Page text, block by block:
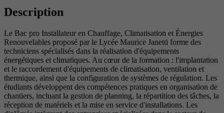
Description
Le Bac pro Installateur en Chauffage, Climatisation et Énergies
Renouvelables proposé par le Lycée Maurice Janetti forme des
techniciens spécialisés dans la réalisation d'équipements
énergétiques et climatiques. Au cœur de la formation : l'implantation
et le raccordement d'équipements de climatisation, ventilation et
thermique, ainsi que la configuration de systèmes de régulation. Les
étudiants développent des compétences pratiques en organisation de
chantiers, incluant la gestion de planning, la répartition des tâches, la
réception de matériels et la mise en service d'installations. Les